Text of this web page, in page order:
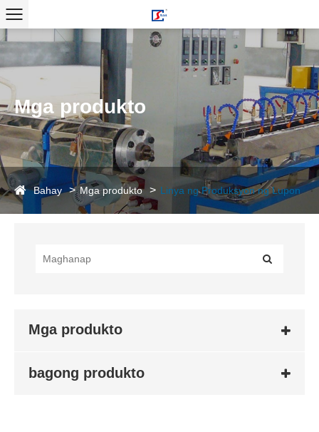
Mga produkto
Bahay Mga produkto Linya ng Produksyon ng Lupon
Mga produkto
bagong produkto